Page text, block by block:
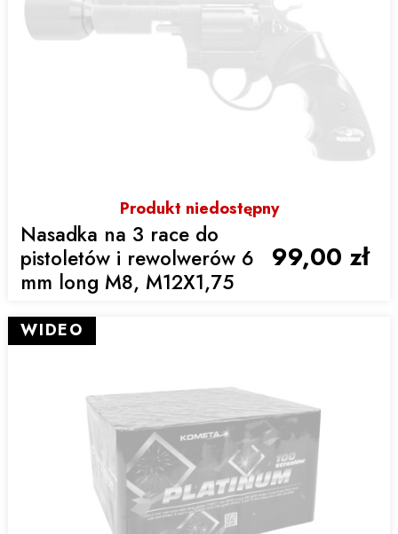
Produkt niedostępny
Nasadka na 3 race do
pistoletów i rewolwerów 6
mm long M8, M12X1,75
99,00 zł
WIDEO